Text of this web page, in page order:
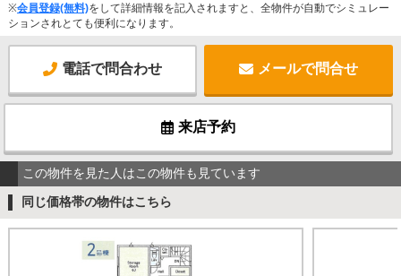
※会員登録(無料)をして詳細情報を記入されますと、全物件が自動でシミュレー
ションされとても便利になります。
電話で問合わせ メールで問合せ
来店予約
この物件を見た人はこの物件も見ています
同じ価格帯の物件はこちら